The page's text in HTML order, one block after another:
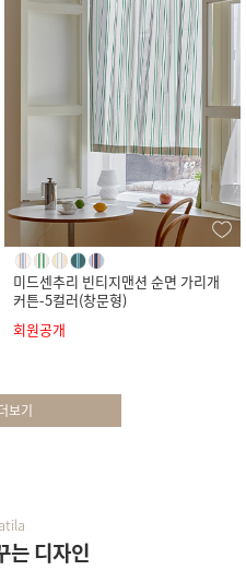
미드센추리 빈티지맨션 순면 가리개
커튼-5컬러(창문형)
회원공개
보기
는 디자인